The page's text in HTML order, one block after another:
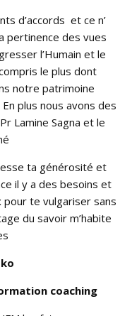
d’accords et ce n’
pertinence des vues
l’Humain et le
le plus dont
notre patrimoine
plus nous avons des
Lamine Sagna et le
ta générosité et
il y a des besoins et
te vulgariser sans
du savoir m’habite
coaching